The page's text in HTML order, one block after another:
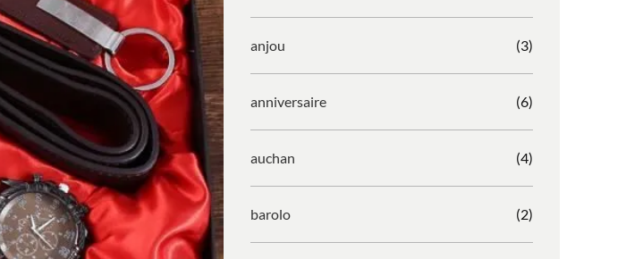
anjou (3)
anniversaire (6)
auchan (4)
barolo (2)